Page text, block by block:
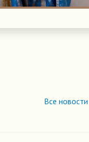
Все